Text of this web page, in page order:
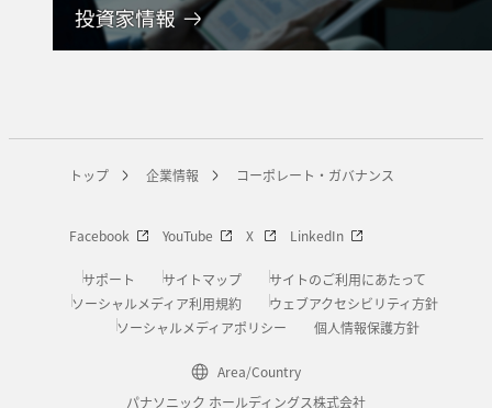
トップ 企業情報 コーポレート・ガバナンス
Facebook YouTube X LinkedIn
サポート サイトマップ
サイトのご利用にあたって
ソーシャルメディア利用規約
ウェブアクセシビリティ方針
ソーシャルメディアポリシー
個人情報保護方針
Area/Country
パナソニック ホールディングス株式会社